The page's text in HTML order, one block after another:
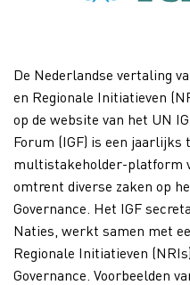
De Nederlandse vertaling
en Regionale Initiatieven
op de website van het UN
Forum (IGF) is een jaarlijks
multistakeholder-platform
omtrent diverse zaken op
Governance. Het IGF
Naties, werkt samen met
Regionale Initiatieven
Governance. Voorbeelden